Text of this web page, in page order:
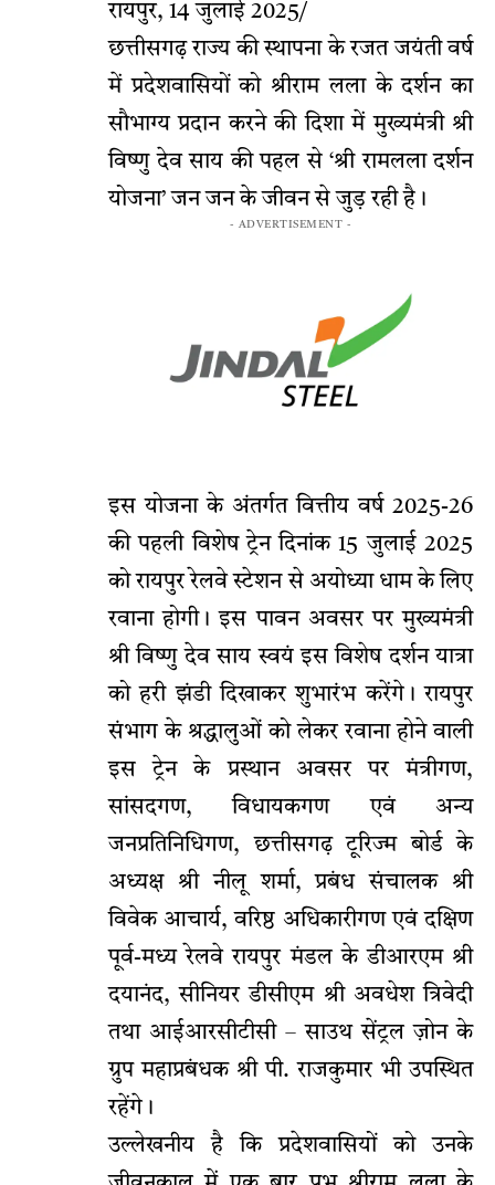
रायपुर, 14 जुलाई 2025/
छत्तीसगढ़ राज्य की स्थापना के रजत जयंती वर्ष
में प्रदेशवासियों को श्रीराम लला के दर्शन का
सौभाग्य प्रदान करने की दिशा में मुख्यमंत्री श्री
विष्णु देव साय की पहल से ‘श्री रामलला दर्शन
योजना’ जन जन के जीवन से जुड़ रही है।
- ADVERTISEMENT -
इस योजना के अंतर्गत वित्तीय वर्ष 2025-26
की पहली विशेष ट्रेन दिनांक 15 जुलाई 2025
को रायपुर रेलवे स्टेशन से अयोध्या धाम के लिए
रवाना होगी। इस पावन अवसर पर मुख्यमंत्री
श्री विष्णु देव साय स्वयं इस विशेष दर्शन यात्रा
को हरी झंडी दिखाकर शुभारंभ करेंगे। रायपुर
संभाग के श्रद्धालुओं को लेकर रवाना होने वाली
इस ट्रेन के प्रस्थान अवसर पर मंत्रीगण,
सांसदगण, विधायकगण एवं अन्य
जनप्रतिनिधिगण, छत्तीसगढ़ टूरिज्म बोर्ड के
अध्यक्ष श्री नीलू शर्मा, प्रबंध संचालक श्री
विवेक आचार्य, वरिष्ठ अधिकारीगण एवं दक्षिण
पूर्व-मध्य रेलवे रायपुर मंडल के डीआरएम श्री
दयानंद, सीनियर डीसीएम श्री अवधेश त्रिवेदी
तथा आईआरसीटीसी – साउथ सेंट्रल ज़ोन के
ग्रुप महाप्रबंधक श्री पी. राजकुमार भी उपस्थित
रहेंगे।
उल्लेखनीय है कि प्रदेशवासियों को उनके